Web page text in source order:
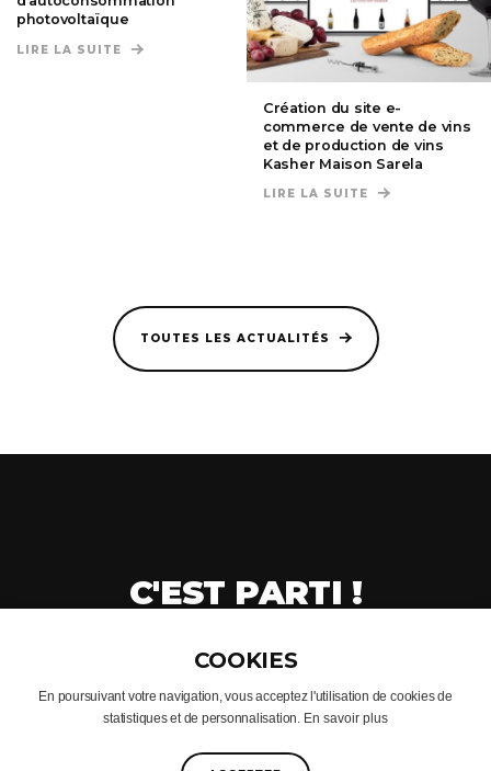
photovoltaïque
LIRE LA SUITE DE UI ET UX DESIGN DE L'APPLICATION MOBILE
Création du site e-
commerce de vente de vins
et de production de vins
Kasher Maison Sarela
LIRE LA SUITE DE CRÉATION
TOUTES LES ACTUALITÉS
C'EST PARTI !
En poursuivant votre navigation, vous acceptez l'utilisation de cookies de
statistiques et de personnalisation. En savoir plus